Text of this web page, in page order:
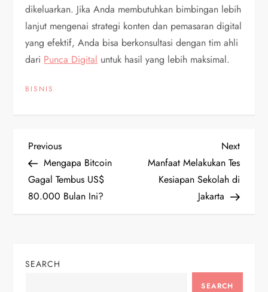
dikeluarkan. Jika Anda membutuhkan bimbingan lebih
lanjut mengenai strategi konten dan pemasaran digital
yang efektif, Anda bisa berkonsultasi dengan tim ahli
dari Punca Digital untuk hasil yang lebih maksimal.
BISNIS
P
o
s
n
Previous
Post
Previous
Mengapa Bitcoin
Gagal Tembus US$
80.000 Bulan Ini?
Next
Post
Next
Manfaat Melakukan Tes
Kesiapan Sekolah di
Jakarta
SEARCH
SEARCH